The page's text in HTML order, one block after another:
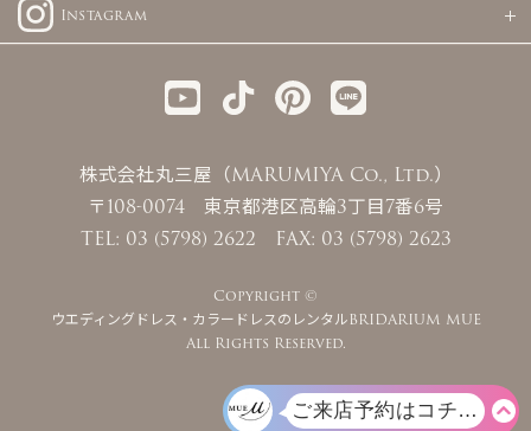
Instagram
株式会社丸三屋（MARUMIYA Co., Ltd.）
〒108-0074 東京都港区高輪3丁目7番6号
TEL: 03 (5798) 2622 FAX: 03 (5798) 2623
Copyright ©
ウエディングドレス・カラードレスのレンタルBRIDARIUM MUE
All Rights Reserved.